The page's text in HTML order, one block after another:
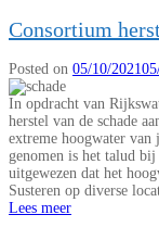
Consortium
Posted on 05/10/2021
In opdracht van
herstel van de schade
extreme hoogwater van
genomen is het talud
uitgewezen dat het
Susteren op diverse
Lees meer